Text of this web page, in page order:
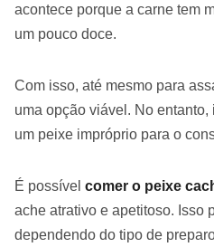
acontece porque a carne tem
um pouco doce.
Com isso, até mesmo para
uma opção viável. No
um peixe impróprio para o
É possível comer o peixe
ache atrativo e apetitoso. Isso
dependendo do tipo de